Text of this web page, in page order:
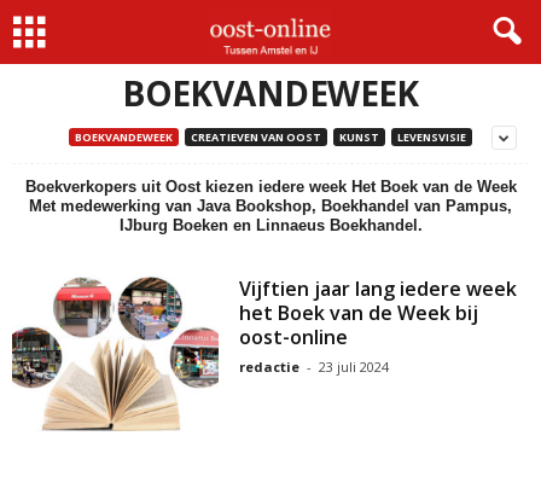
Home
BOEKVANDEWEEK
BOEKVANDEWEEK CREATIEVEN VAN OOST KUNST LEVENSVISIE
Boekverkopers uit Oost kiezen iedere week Het Boek van de Week
Met medewerking van Java Bookshop, Boekhandel van Pampus,
IJburg Boeken en Linnaeus Boekhandel.
Vijftien jaar lang iedere week
het Boek van de Week bij
oost-online
redactie - 23 juli 2024